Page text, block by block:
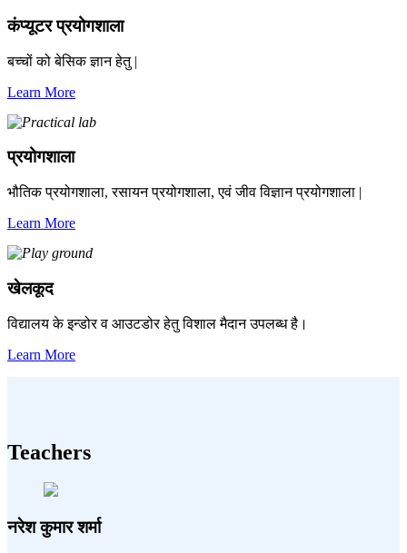
कंप्यूटर प्रयोगशाला
बच्चों को बेसिक ज्ञान हेतु |
Learn More
प्रयोगशाला
भौतिक प्रयोगशाला, रसायन प्रयोगशाला, एवं जीव विज्ञान प्रयोगशाला |
Learn More
खेलकूद
विद्यालय के इन्डोर व आउटडोर हेतु विशाल मैदान उपलब्ध है।
Learn More
Teachers
नरेश कुमार शर्मा